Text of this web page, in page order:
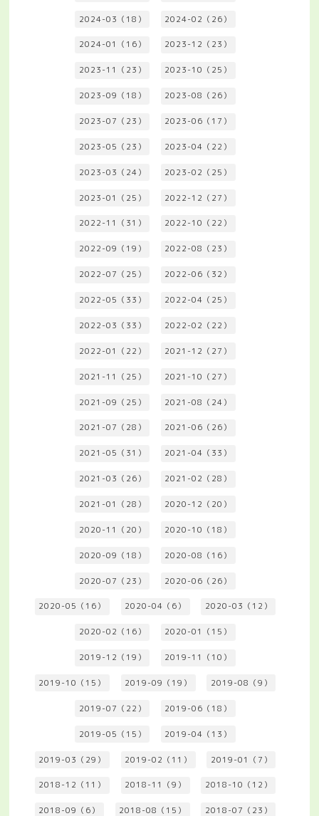
2024-03（18） 2024-02（26）
2024-01（16） 2023-12（23）
2023-11（23） 2023-10（25）
2023-09（18） 2023-08（26）
2023-07（23） 2023-06（17）
2023-05（23） 2023-04（22）
2023-03（24） 2023-02（25）
2023-01（25） 2022-12（27）
2022-11（31） 2022-10（22）
2022-09（19） 2022-08（23）
2022-07（25） 2022-06（32）
2022-05（33） 2022-04（25）
2022-03（33） 2022-02（22）
2022-01（22） 2021-12（27）
2021-11（25） 2021-10（27）
2021-09（25） 2021-08（24）
2021-07（28） 2021-06（26）
2021-05（31） 2021-04（33）
2021-03（26） 2021-02（28）
2021-01（28） 2020-12（20）
2020-11（20） 2020-10（18）
2020-09（18） 2020-08（16）
2020-07（23） 2020-06（26）
2020-05（16） 2020-04（6） 2020-03（12）
2020-02（16） 2020-01（15）
2019-12（19） 2019-11（10）
2019-10（15） 2019-09（19） 2019-08（9）
2019-07（22） 2019-06（18）
2019-05（15） 2019-04（13）
2019-03（29） 2019-02（11） 2019-01（7）
2018-12（11） 2018-11（9） 2018-10（12）
2018-09（6） 2018-08（15） 2018-07（23）